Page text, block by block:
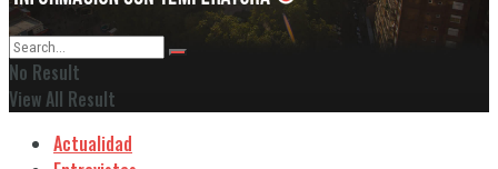
No Result
View All Result
Actualidad